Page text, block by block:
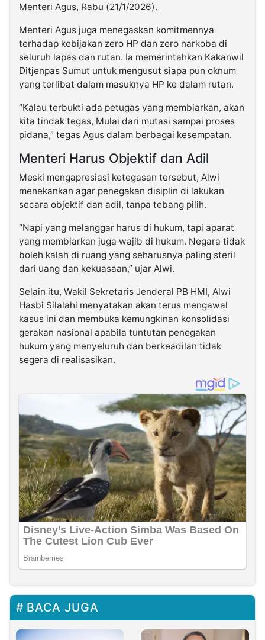
Menteri Agus, Rabu (21/1/2026).
Menteri Agus juga menegaskan komitmennya
terhadap kebijakan zero HP dan zero narkoba di
seluruh lapas dan rutan. Ia memerintahkan Kakanwil
Ditjenpas Sumut untuk mengusut siapa pun oknum
yang terlibat dalam masuknya HP ke dalam rutan.
“Kalau terbukti ada petugas yang membiarkan, akan
kita tindak tegas, Mulai dari mutasi sampai proses
pidana,” tegas Agus dalam berbagai kesempatan.
Menteri Harus Objektif dan Adil
Meski mengapresiasi ketegasan tersebut, Alwi
menekankan agar penegakan disiplin di lakukan
secara objektif dan adil, tanpa tebang pilih.
“Napi yang melanggar harus di hukum, tapi aparat
yang membiarkan juga wajib di hukum. Negara tidak
boleh kalah di ruang yang seharusnya paling steril
dari uang dan kekuasaan,” ujar Alwi.
Selain itu, Wakil Sekretaris Jenderal PB HMI, Alwi
Hasbi Silalahi menyatakan akan terus mengawal
kasus ini dan membuka kemungkinan konsolidasi
gerakan nasional apabila tuntutan penegakan
hukum yang menyeluruh dan berkeadilan tidak
segera di realisasikan.
BACA JUGA